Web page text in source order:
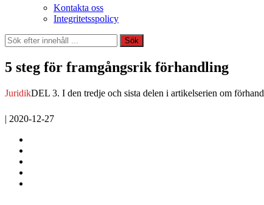
Kontakta oss
Integritetsspolicy
Sök
Sök
5 steg för framgångsrik förhandling
JuridikDEL 3. I den tredje och sista delen i artikelserien om
| 2020-12-27